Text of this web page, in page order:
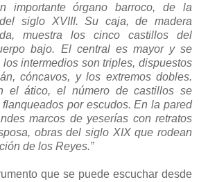
importante órgano barroco, de la
siglo XVIII. Su caja, de madera
muestra los cinco castillos del
bajo. El central es mayor y se
intermedios son triples, dispuestos
cóncavos, y los extremos dobles.
el ático, el número de castillos se
por escudos. En la pared
marcos de yeserías con retratos
obras del siglo XIX que rodean
de los Reyes.”
que se puede escuchar desde